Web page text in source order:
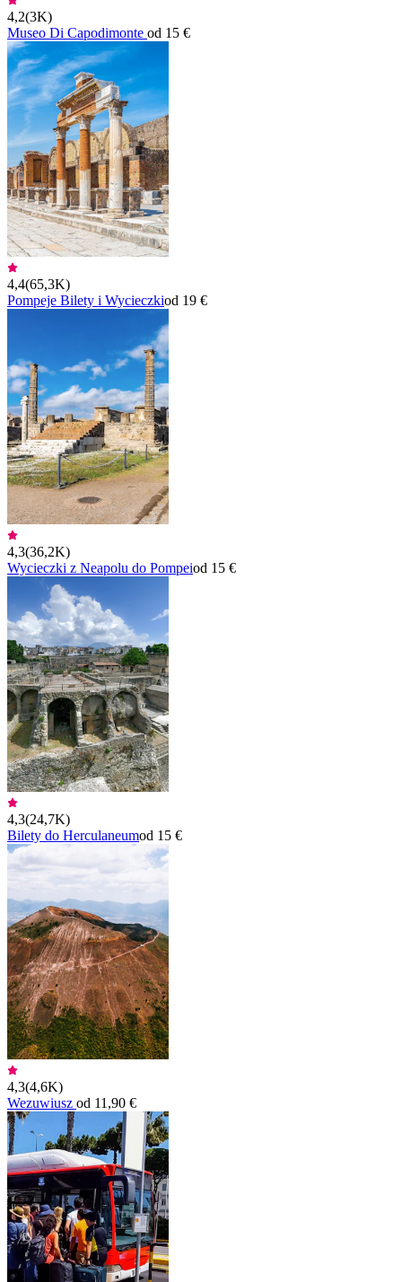
4,2(3K)
Museo Di Capodimonte od 15 €
4,4(65,3K)
Pompeje Bilety i Wycieczkiod 19 €
4,3(36,2K)
Wycieczki z Neapolu do Pompeiod 15 €
4,3(24,7K)
Bilety do Herculaneumod 15 €
4,3(4,6K)
Wezuwiusz od 11,90 €